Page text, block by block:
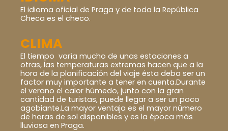
El idioma oficial de Praga y de toda la República
Checa es el checo.
CLIMA
El tiempo varía mucho de unas estaciones a
otras, las temperaturas extremas hacen que a la
hora de la planificación del viaje ésta deba ser un
factor muy importante a tener en cuenta.Durante
el verano el calor húmedo, junto con la gran
cantidad de turistas, puede llegar a ser un poco
agobiante.La mayor ventaja es el mayor número
de horas de sol disponibles y es la época más
lluviosa en Praga.